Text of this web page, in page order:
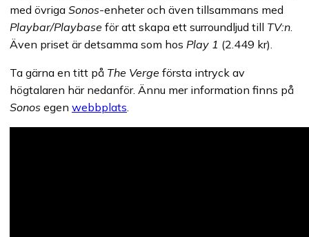
med övriga Sonos-enheter och även tillsammans med
Playbar/Playbase för att skapa ett surroundljud till TV:n
Även priset är detsamma som hos Play 1 (2.449 kr).
Ta gärna en titt på The Verge första intryck av
högtalaren här nedanför. Ännu mer information finns på
Sonos egen webbplats